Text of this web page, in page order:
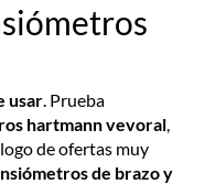
usar . Prueba
hartmann vevoral
de ofertas muy
de brazo y